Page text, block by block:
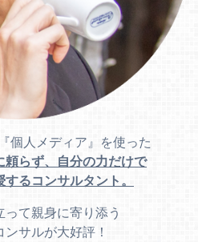
個人メディア』を使った
頼らず、自分の力だけで
るコンサルタント。
て親身に寄り添う
ンサルが大好評！